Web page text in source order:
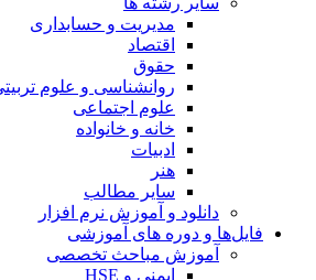
مدیریت و حسابداری
اقتصاد
حقوق
روانشناسی و علوم تربیتی
علوم اجتماعی
خانه و خانواده
ادبیات
هنر
سایر مطالب
دانلود و آموزش نرم افزار
فایل‌ها و دوره های آموزشی
آموزش مباحث تخصصی
ایمنی و HSE